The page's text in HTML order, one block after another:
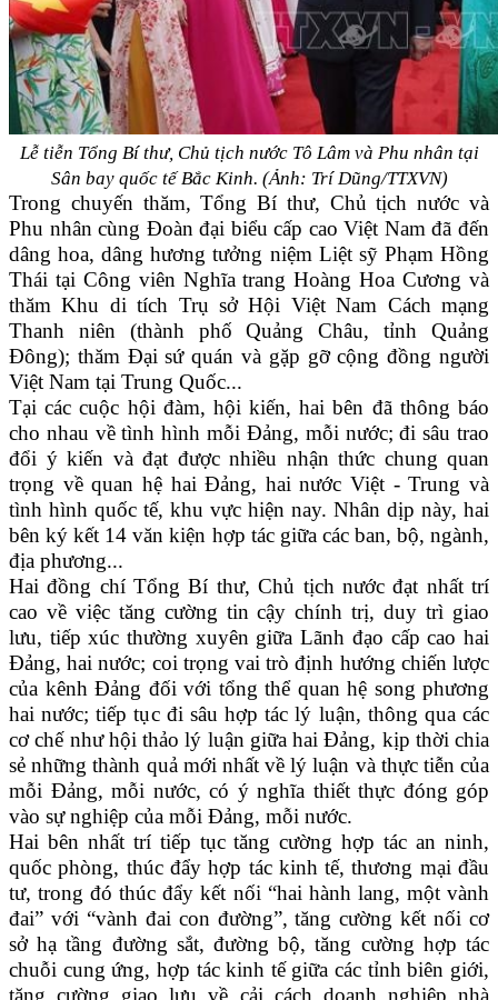
Lễ tiễn Tổng Bí thư, Chủ tịch nước Tô Lâm và Phu nhân tại
Sân bay quốc tế Bắc Kinh. (Ảnh: Trí Dũng/TTXVN)
Trong chuyến thăm, Tổng Bí thư, Chủ tịch nước và
Phu nhân cùng Đoàn đại biểu cấp cao Việt Nam đã đến
dâng hoa, dâng hương tưởng niệm Liệt sỹ Phạm Hồng
Thái tại Công viên Nghĩa trang Hoàng Hoa Cương và
thăm Khu di tích Trụ sở Hội Việt Nam Cách mạng
Thanh niên (thành phố Quảng Châu, tỉnh Quảng
Đông); thăm Đại sứ quán và gặp gỡ cộng đồng người
Việt Nam tại Trung Quốc...
Tại các cuộc hội đàm, hội kiến, hai bên đã thông báo
cho nhau về tình hình mỗi Đảng, mỗi nước; đi sâu trao
đổi ý kiến và đạt được nhiều nhận thức chung quan
trọng về quan hệ hai Đảng, hai nước Việt - Trung và
tình hình quốc tế, khu vực hiện nay. Nhân dịp này, hai
bên ký kết 14 văn kiện hợp tác giữa các ban, bộ, ngành,
địa phương...
Hai đồng chí Tổng Bí thư, Chủ tịch nước đạt nhất trí
cao về việc tăng cường tin cậy chính trị, duy trì giao
lưu, tiếp xúc thường xuyên giữa Lãnh đạo cấp cao hai
Đảng, hai nước; coi trọng vai trò định hướng chiến lược
của kênh Đảng đối với tổng thể quan hệ song phương
hai nước; tiếp tục đi sâu hợp tác lý luận, thông qua các
cơ chế như hội thảo lý luận giữa hai Đảng, kịp thời chia
sẻ những thành quả mới nhất về lý luận và thực tiễn của
mỗi Đảng, mỗi nước, có ý nghĩa thiết thực đóng góp
vào sự nghiệp của mỗi Đảng, mỗi nước.
Hai bên nhất trí tiếp tục tăng cường hợp tác an ninh,
quốc phòng, thúc đẩy hợp tác kinh tế, thương mại đầu
tư, trong đó thúc đẩy kết nối “hai hành lang, một vành
đai” với “vành đai con đường”, tăng cường kết nối cơ
sở hạ tầng đường sắt, đường bộ, tăng cường hợp tác
chuỗi cung ứng, hợp tác kinh tế giữa các tỉnh biên giới,